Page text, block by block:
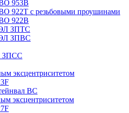
953B
922T с резьбовыми проушинами
922B
ЗПТС
ЗПВС
ЗПСС
эксцентриситетом
BC
эксцентриситетом